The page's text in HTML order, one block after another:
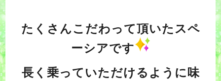
たくさんこだわって頂いたスペ
ーシアです
長く乗っていただけるように味